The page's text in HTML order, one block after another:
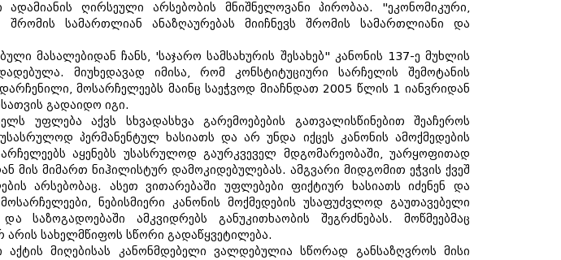
ღირსეული არსებობის მნიშნელოვანი პირობაა. "ეკონომიკური,
სამართლიან ანაზღაურებას მიიჩნევს შრომის სამართლიანი და
მასალებიდან ჩანს, 'საჯარო სამსახურის შესახებ" კანონის 137-ე მუხლის
მიუხედავად იმისა, რომ კონსტიტუციური სარჩელის შემოტანის
მოსარჩელეებს მაინც საეჭვოდ მიაჩნდათ 2005 წლის 1 იანვრიდან
გადაიდო იგი.
უფლება აქვს სხვადასხვა გარემოებების გათვალისწინებით შეაჩეროს
პერმანენტულ ხასიათს და არ უნდა იქცეს კანონის ამოქმედების
აყენებს უსასრულოდ გაურკვეველ მდგომარეობაში, უარყოფითად
მის მიმართ ნიჰილისტურ დამოკიდებულებას. ამგვარი მიდგომით ეჭვის ქვეშ
არსებობაც. ასეთ ვითარებაში უფლებები ფიქტიურ ხასიათს იძენენ და
ნებისმიერი კანონის მოქმედების უსაფუძვლოდ გაუთავებელი
საზოგადოებაში ამკვიდრებს განუკითხაობის შეგრძნებას. მოწმეებმაც
სახელმწიფოს სწორი გადაწყვეტილება.
მიღებისას კანონმდებელი ვალდებულია სწორად განსაზღვროს მისი